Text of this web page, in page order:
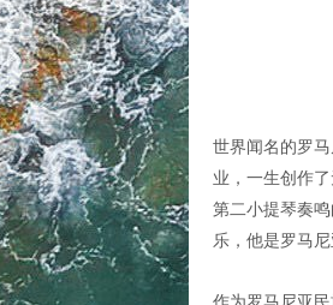
世界闻名的罗
业，一生创作
第二小提琴奏
乐，他是罗马